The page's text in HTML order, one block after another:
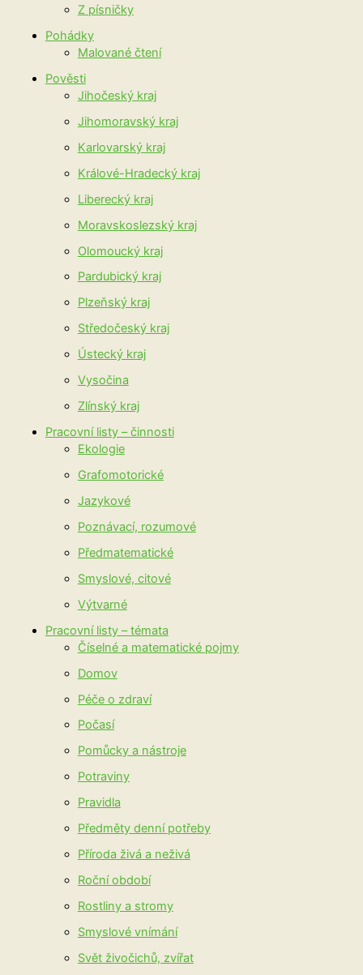
Z písničky
Pohádky
Malované čtení
Pověsti
Jihočeský kraj
Jihomoravský kraj
Karlovarský kraj
Králové-Hradecký kraj
Liberecký kraj
Moravskoslezský kraj
Olomoucký kraj
Pardubický kraj
Plzeňský kraj
Středočeský kraj
Ústecký kraj
Vysočina
Zlínský kraj
Pracovní listy – činnosti
Ekologie
Grafomotorické
Jazykové
Poznávací, rozumové
Předmatematické
Smyslové, citové
Výtvarné
Pracovní listy – témata
Číselné a matematické pojmy
Domov
Péče o zdraví
Počasí
Pomůcky a nástroje
Potraviny
Pravidla
Předměty denní potřeby
Příroda živá a neživá
Roční období
Rostliny a stromy
Smyslové vnímání
Svět živočichů, zvířat